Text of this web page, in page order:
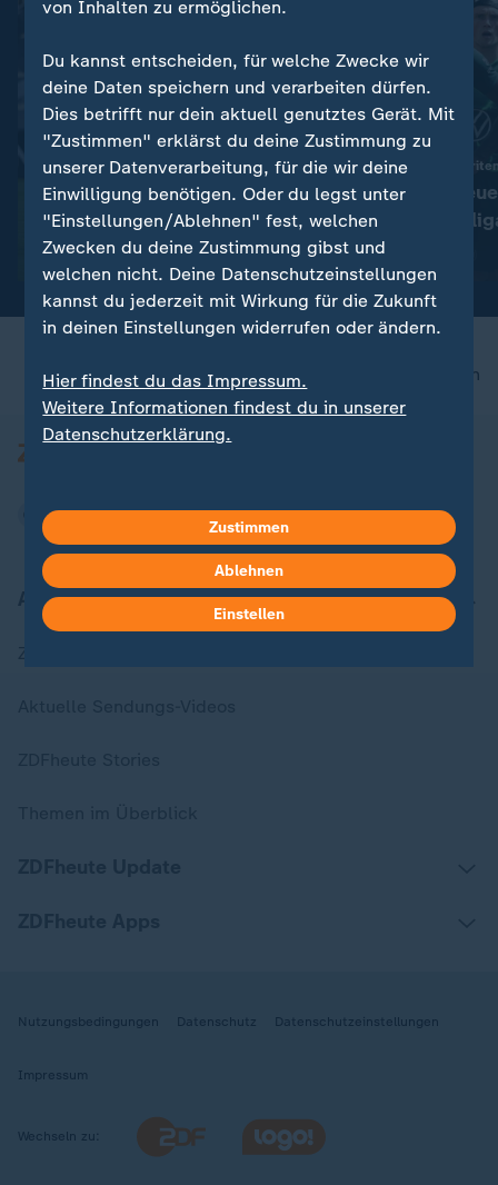
Vor Start in die Saison der 2. Liga:
Wohin führt Herthas großer
Ausverkauf?
mit Video 0:56
Mannschaften,
Was Sie zur
der 2.
müssen
mit Video
nach oben
Aktuell bei ZDFheute
Nutzungsbedingungen Datenschutz Datenschutzeinstellungen
Impressum
Wechseln zu:
von Inhalten zu ermöglichen.
Du kannst entscheiden, für welche Zwecke wir
deine Daten speichern und verarbeiten dürfen.
Dies betrifft nur dein aktuell genutztes Gerät. Mit
"Zustimmen" erklärst du deine Zustimmung zu
unserer Datenverarbeitung, für die wir deine
Einwilligung benötigen. Oder du legst unter
"Einstellungen/Ablehnen" fest, welchen
Zwecken du deine Zustimmung gibst und
welchen nicht. Deine Datenschutzeinstellungen
kannst du jederzeit mit Wirkung für die Zukunft
in deinen Einstellungen widerrufen oder ändern.
Hier findest du das Impressum.
Weitere Informationen findest du in unserer
Datenschutzerklärung.
Zustimmen
Ablehnen
Einstellen